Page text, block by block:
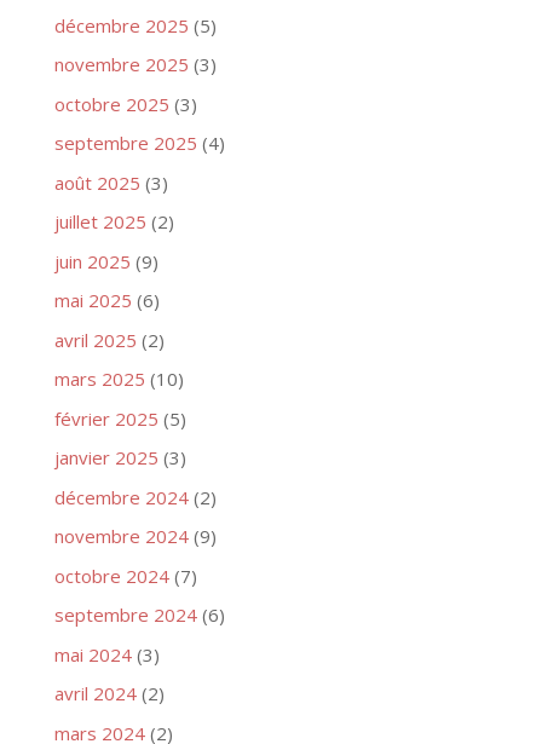
décembre 2025 (5)
novembre 2025 (3)
octobre 2025 (3)
septembre 2025 (4)
août 2025 (3)
juillet 2025 (2)
juin 2025 (9)
mai 2025 (6)
avril 2025 (2)
mars 2025 (10)
février 2025 (5)
janvier 2025 (3)
décembre 2024(2)
novembre 2024(9)
octobre 2024(7)
septembre 2024(6)
mai 2024(3)
avril 2024(2)
mars 2024(2)